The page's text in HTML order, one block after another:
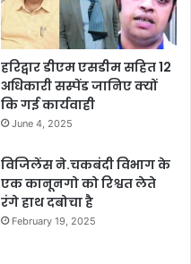
हरिद्वार डीएम एसडीम सहित 12
अधिकारी सस्पेंड जानिए क्यों
कि गई कार्यवाही
June 4, 2025
विजिलेंस ने.चकबंदी विभाग के
एक कानूनगो को रिश्वत लेते
रंगे हाथ दबोचा है
February 19, 2025